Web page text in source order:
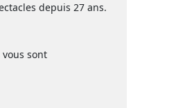
depuis 27 ans.
sont